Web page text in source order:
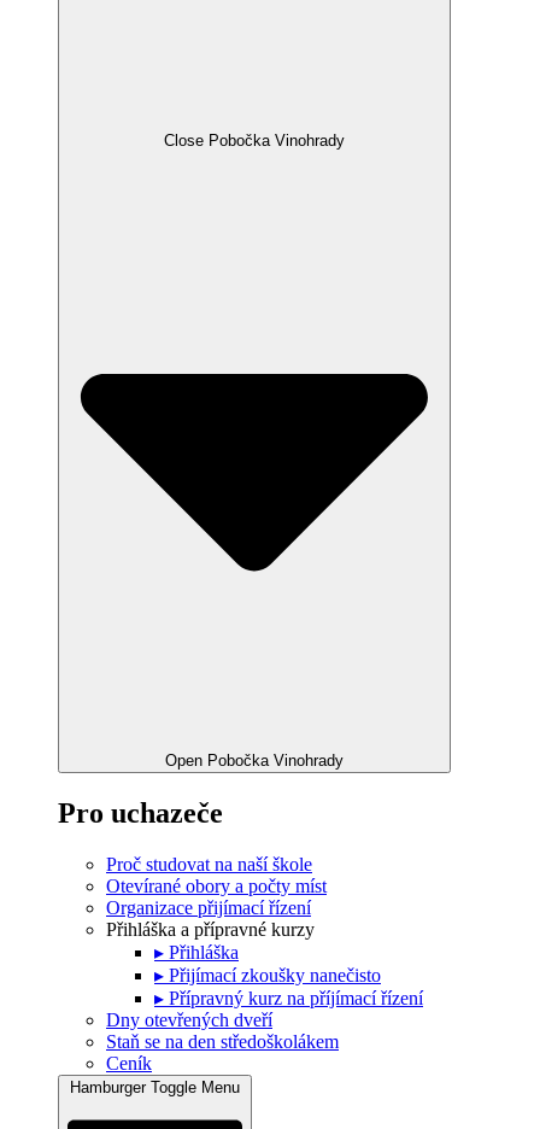
Close Pobočka Vinohrady
Open Pobočka Vinohrady
Pro uchazeče
Proč studovat na naší škole
Otevírané obory a počty míst
Organizace přijímací řízení
Přihláška a přípravné kurzy
▸ Přihláška
▸ Přijímací zkoušky nanečisto
▸ Přípravný kurz na příjímací řízení
Dny otevřených dveří
Staň se na den středoškolákem
Ceník
Hamburger Toggle Menu